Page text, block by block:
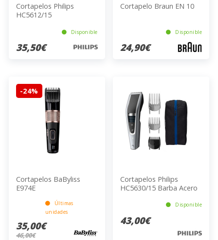
Cortapelos Philips
HC5612/15
Disponible
35,50€
Cortapelo Braun EN 10
Disponible
24,90€
-24%
Cortapelos BaByliss
E974E
Últimas
unidades
35,00€
46,00€
Cortapelos Philips
HC5630/15 Barba Acero
Disponible
43,00€